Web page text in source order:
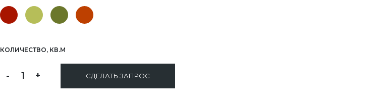
КОЛИЧЕСТВО, КВ.М
- 1 + СДЕЛАТЬ ЗАПРОС